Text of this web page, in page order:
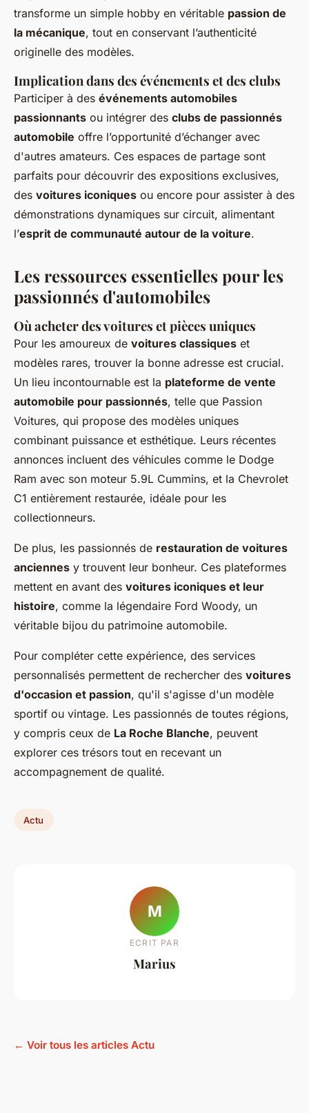
transforme un simple hobby en véritable passion de
la mécanique, tout en conservant l’authenticité
originelle des modèles.
Implication dans des événements et des clubs
Participer à des événements automobiles
passionnants ou intégrer des clubs de passionnés
automobile offre l’opportunité d’échanger avec
d'autres amateurs. Ces espaces de partage sont
parfaits pour découvrir des expositions exclusives,
des voitures iconiques ou encore pour assister à des
démonstrations dynamiques sur circuit, alimentant
l’esprit de communauté autour de la voiture.
Les ressources essentielles pour les
passionnés d'automobiles
Où acheter des voitures et pièces uniques
Pour les amoureux de voitures classiques et
modèles rares, trouver la bonne adresse est crucial.
Un lieu incontournable est la plateforme de vente
automobile pour passionnés, telle que Passion
Voitures, qui propose des modèles uniques
combinant puissance et esthétique. Leurs récentes
annonces incluent des véhicules comme le Dodge
Ram avec son moteur 5.9L Cummins, et la Chevrolet
C1 entièrement restaurée, idéale pour les
collectionneurs.
De plus, les passionnés de restauration de voitures
anciennes y trouvent leur bonheur. Ces plateformes
mettent en avant des voitures iconiques et leur
histoire, comme la légendaire Ford Woody, un
véritable bijou du patrimoine automobile.
Pour compléter cette expérience, des services
personnalisés permettent de rechercher des voitures
d'occasion et passion, qu'il s'agisse d'un modèle
sportif ou vintage. Les passionnés de toutes régions,
y compris ceux de La Roche Blanche, peuvent
explorer ces trésors tout en recevant un
accompagnement de qualité.
Actu
M
ECRIT PAR
Marius
← Voir tous les articles Actu